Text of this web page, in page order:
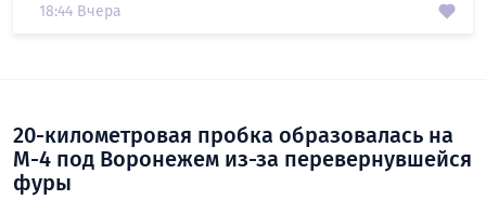
18:44 Вчера
20-километровая пробка образовалась на
М-4 под Воронежем из-за перевернувшейся
фуры